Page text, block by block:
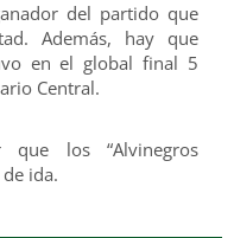
del partido que
Además, hay que
en el global final 5
Central.
los “Alvinegros
ida.